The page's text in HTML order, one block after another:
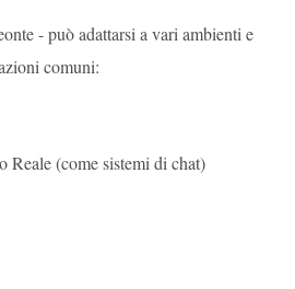
- può adattarsi a vari ambienti e
comuni:
Reale (come sistemi di chat)